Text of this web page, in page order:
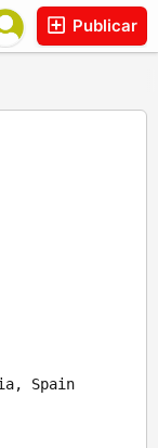
Publicar
Spain